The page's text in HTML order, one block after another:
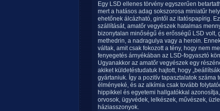
Egy LSD ellenes törvény egyszerűen
mert a hatásos adag sokszorosa miniatűr
ehetőnek álcázható, gintől az itatóspapírig.
szállítását, amatőr vegyészek hatalmas
bizonytalan minőségű és erősségű LSD
methedrin, a nadragulya vagy a heroin.
váltak, amit csak fokozott a tény, hogy nem
fenyegetés árnyékában az LSD-fogyasztó
Ugyanakkor az amatőr vegyészek egy
akiket küldetéstudatuk hajtott, hogy
gyártaniuk. Így a pozitív tapasztalatok
élményeké, és az alkímia csak tovább
hippikkel és egyetemi hallgatókkal
orvosok, ügyvédek, lelkészek, művészek,
háziasszonyok.